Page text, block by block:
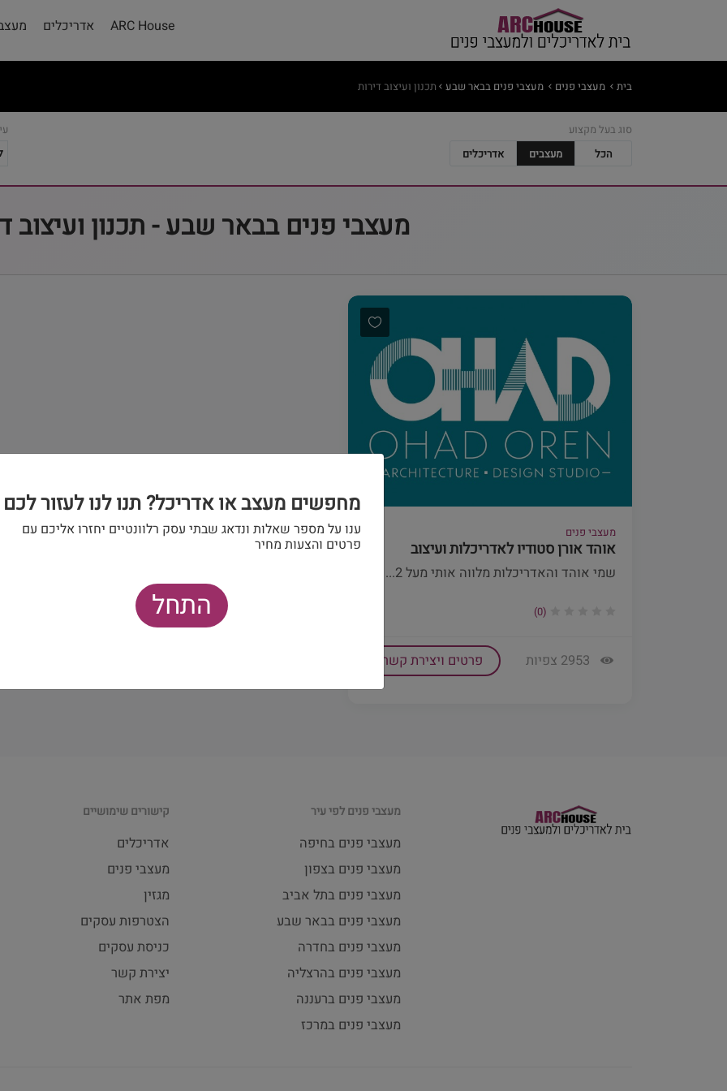
ARC House אדריכלים
בית מעצבי פנים מעצבי פנים בבאר שבע תכנון ועיצוב דירות
סוג בעל מקצוע
הכל
מעצבים אדריכלים
מעצבי פנים בבאר שבע - תכנון ועיצוב
מעצבי פנים
אוהד אורן סטודיו לאדריכלות ועיצוב
שמי אוהד והאדריכלות מלווה אותי מעל 2...
(0)
פרטים ויצירת קשר
מעצבי פנים לפי עיר
מעצבי פנים בחיפה
מעצבי פנים בצפון
מעצבי פנים בתל אביב
מעצבי פנים בבאר שבע
מעצבי פנים בחדרה
מעצבי פנים בהרצליה
מעצבי פנים ברעננה
מעצבי פנים במרכז
קישורים שימושיים
אדריכלים
מעצבי פנים
מגזין
הצטרפות עסקים
כניסת עסקים
יצירת קשר
מפת אתר
מחפשים מעצב או אדריכל? תנו לנו לעזור לכם
ענו על מספר שאלות ונדאג שבתי עסק רלוונטיים יחזרו אליכם עם
פרטים והצעות מחיר
התחל